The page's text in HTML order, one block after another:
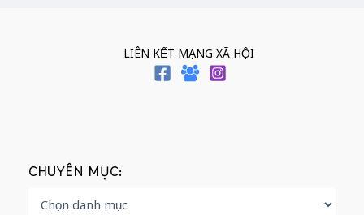
LIÊN KẾT MẠNG XÃ HỘI
CHUYÊN MỤC: